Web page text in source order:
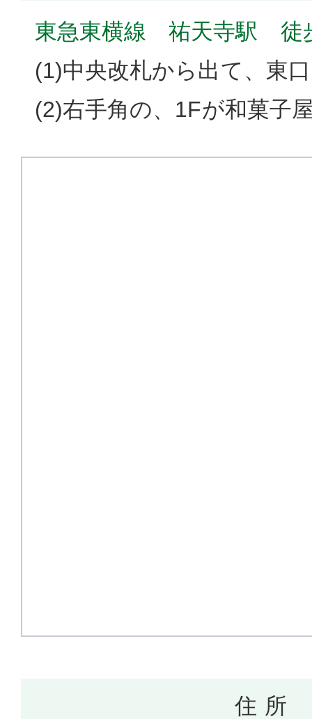
東急東横線 祐天寺駅 徒
(1)中央改札から出て、東
(2)右手角の、1Fが和菓子
住 所